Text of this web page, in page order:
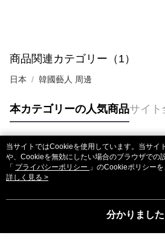
代金納付期限は最短で 14 日以内ですので、
リをダウンロードして AFTEE 会員になると
とに計算されます。AFTEEで注文すると、商
約商品や商品到着日が比較的遅い商品）。そ
二、支払い限度額
1.初回 AFTEEを ご利用の際に、認証結果及び
き、限度額が設定されます。
2.決済金額は最低NT$20です。
3.現在、台湾の会員のみご利用いただけます。
三、利用規約「AFTEE代金後払い」（以下当
ます。当サービスご利用の際に提供しなけれ
の氏名、電話番号、受取人の氏名、電話番号
す。AFTEEの個人情報の収集、処理、利用に
配送毎にNT$60、NT$1,599以上で送料無
新竹貨運
配送毎にNT$90
宅配 (離島)
配送毎にNT$200
付款後門市自取
送料無料
亞洲國家/地區配送
商品関連カテゴリー（1）
日本 韓國藝人 周邊
本カテゴリーの人気商品サイ
人気タグ
当サイトではCookieを使用しています。当サイ
や、Cookieを無効にしたい場合のブラウザでの
「 プライバシーポリシー 」のCookieポリシー
が、当サイトを引き続き使用される場合、当社
詳しく見る >
分かりました